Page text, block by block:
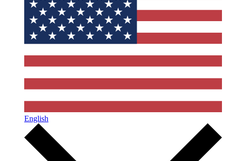
English